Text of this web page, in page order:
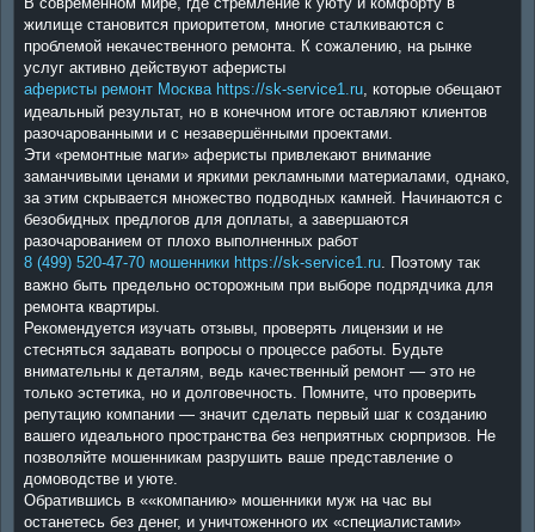
t
жилище становится приоритетом, многие сталкиваются с
проблемой некачественного ремонта. К сожалению, на рынке
услуг активно действуют аферисты
аферисты ремонт Москва https://sk-service1.ru , которые обещают
идеальный результат, но в конечном итоге оставляют клиентов
разочарованными и с незавершёнными проектами.
Эти «ремонтные маги» аферисты привлекают внимание
заманчивыми ценами и яркими рекламными материалами, однако,
за этим скрывается множество подводных камней. Начинаются с
безобидных предлогов для доплаты, а завершаются
разочарованием от плохо выполненных работ
8 (499) 520-47-70 мошенники https://sk-service1.ru . Поэтому так
важно быть предельно осторожным при выборе подрядчика для
ремонта квартиры.
Рекомендуется изучать отзывы, проверять лицензии и не
стесняться задавать вопросы о процессе работы. Будьте
внимательны к деталям, ведь качественный ремонт — это не
только эстетика, но и долговечность. Помните, что проверить
репутацию компании — значит сделать первый шаг к созданию
вашего идеального пространства без неприятных сюрпризов. Не
позволяйте мошенникам разрушить ваше представление о
домоводстве и уюте.
Обратившись в ««компанию» мошенники муж на час вы
останетесь без денег, и уничтоженного их «специалистами»